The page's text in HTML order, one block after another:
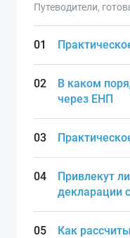
Путеводители,
В каком
через ЕНП
Привлекут
декларации
Как